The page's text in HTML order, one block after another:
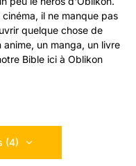
il ne manque pas
quelque chose de
un manga, un livre
Bible ici à Oblikon
(4)